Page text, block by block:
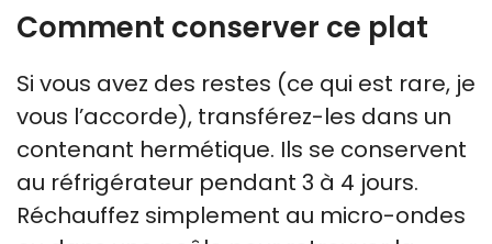
Comment conserver ce plat
Si vous avez des restes (ce qui est rare, je
vous l’accorde), transférez-les dans un
contenant hermétique. Ils se conservent
au réfrigérateur pendant 3 à 4 jours.
Réchauffez simplement au micro-ondes